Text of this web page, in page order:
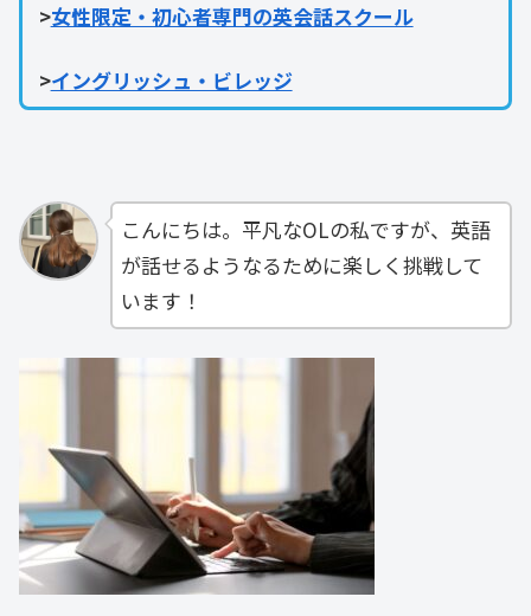
>女性限定・初心者専門の英会話スクール
>イングリッシュ・ビレッジ
こんにちは。平凡なOLの私ですが、英語
が話せるようなるために楽しく挑戦して
います！